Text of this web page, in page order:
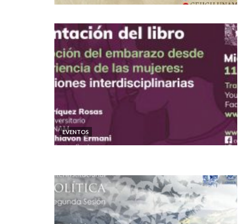
EVENTOS